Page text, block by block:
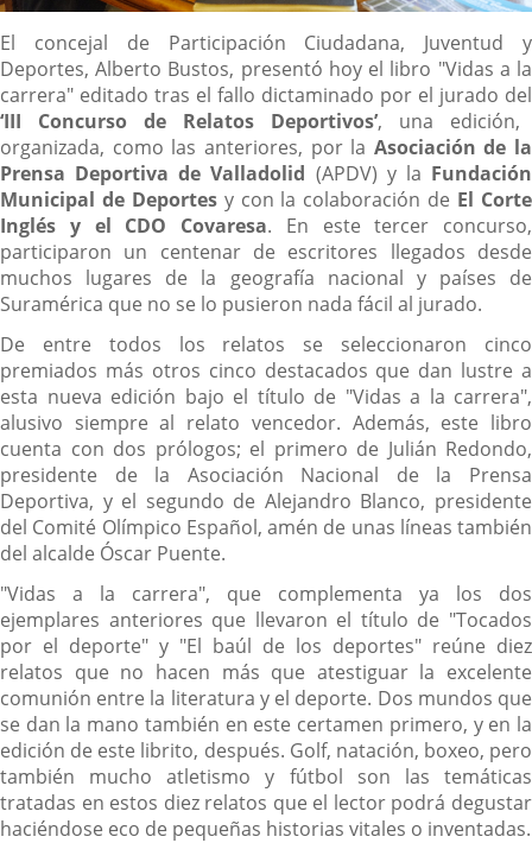
Descripción
El concejal de Participación Ciudadana, Juventud y
Deportes, Alberto Bustos, presentó hoy el libro "Vidas a la
carrera" editado tras el fallo dictaminado por el jurado del
‘III Concurso de Relatos Deportivos’, una edición,
organizada, como las anteriores, por la Asociación de la
Prensa Deportiva de Valladolid (APDV) y la Fundación
Municipal de Deportes y con la colaboración de El Corte
Inglés y el CDO Covaresa. En este tercer concurso,
participaron un centenar de escritores llegados desde
muchos lugares de la geografía nacional y países de
Suramérica que no se lo pusieron nada fácil al jurado.
De entre todos los relatos se seleccionaron cinco
premiados más otros cinco destacados que dan lustre a
esta nueva edición bajo el título de "Vidas a la carrera",
alusivo siempre al relato vencedor. Además, este libro
cuenta con dos prólogos; el primero de Julián Redondo,
presidente de la Asociación Nacional de la Prensa
Deportiva, y el segundo de Alejandro Blanco, presidente
del Comité Olímpico Español, amén de unas líneas también
del alcalde Óscar Puente.
"Vidas a la carrera", que complementa ya los dos
ejemplares anteriores que llevaron el título de "Tocados
por el deporte" y "El baúl de los deportes" reúne diez
relatos que no hacen más que atestiguar la excelente
comunión entre la literatura y el deporte. Dos mundos que
se dan la mano también en este certamen primero, y en la
edición de este librito, después. Golf, natación, boxeo, pero
también mucho atletismo y fútbol son las temáticas
tratadas en estos diez relatos que el lector podrá degustar
haciéndose eco de pequeñas historias vitales o inventadas.